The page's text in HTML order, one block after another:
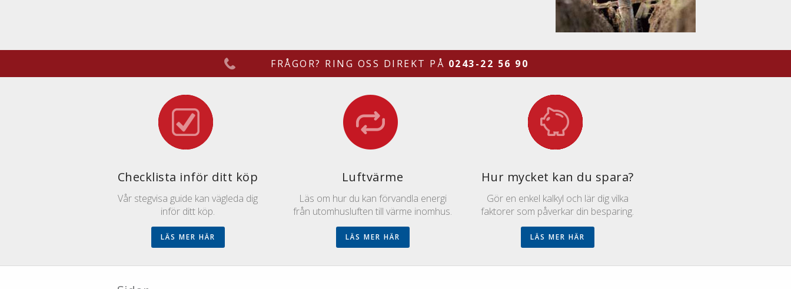
FRÅGOR? RING OSS DIREKT PÅ 0243-22 56 90
Checklista inför ditt köp
Vår stegvisa guide kan vägleda dig
inför ditt köp.
Luftvärme
Läs om hur du kan förvandla energi
från utomhusluften till värme inomhus.
Hur mycket kan du spara?
Gör en enkel kalkyl och lär dig vilka
faktorer som påverkar din besparing.
LÄS MER HÄR LÄS MER HÄR LÄS MER HÄR